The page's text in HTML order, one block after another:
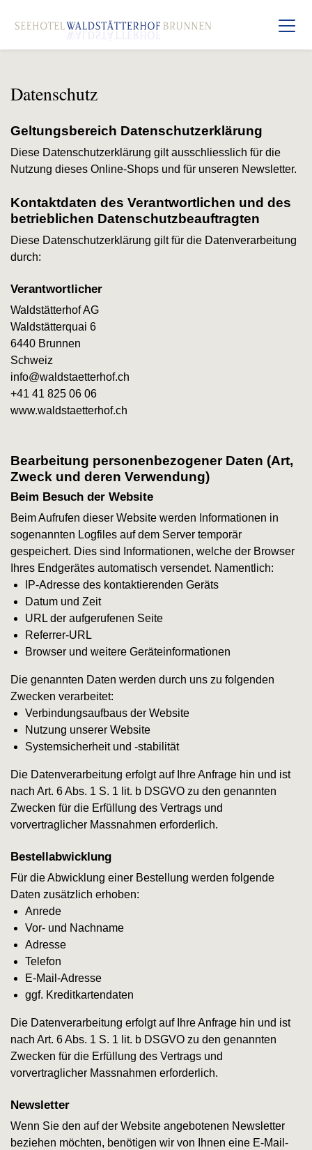
Datenschutz
Geltungsbereich Datenschutzerklärung
Diese Datenschutzerklärung gilt ausschliesslich für die
Nutzung dieses Online-Shops und für unseren Newsletter.
Kontaktdaten des Verantwortlichen und des
betrieblichen Datenschutzbeauftragten
Diese Datenschutzerklärung gilt für die Datenverarbeitung
durch:
Verantwortlicher
Waldstätterhof AG
Waldstätterquai 6
6440 Brunnen
Schweiz
info@waldstaetterhof.ch
+41 41 825 06 06
www.waldstaetterhof.ch
Bearbeitung personenbezogener Daten (Art,
Zweck und deren Verwendung)
Beim Besuch der Website
Beim Aufrufen dieser Website werden Informationen in
sogenannten Logfiles auf dem Server temporär
gespeichert. Dies sind Informationen, welche der Browser
Ihres Endgerätes automatisch versendet. Namentlich:
IP-Adresse des kontaktierenden Geräts
Datum und Zeit
URL der aufgerufenen Seite
Referrer-URL
Browser und weitere Geräteinformationen
Die genannten Daten werden durch uns zu folgenden
Zwecken verarbeitet:
Verbindungsaufbaus der Website
Nutzung unserer Website
Systemsicherheit und -stabilität
Die Datenverarbeitung erfolgt auf Ihre Anfrage hin und ist
nach Art. 6 Abs. 1 S. 1 lit. b DSGVO zu den genannten
Zwecken für die Erfüllung des Vertrags und
vorvertraglicher Massnahmen erforderlich.
Bestellabwicklung
Für die Abwicklung einer Bestellung werden folgende
Daten zusätzlich erhoben:
Anrede
Vor- und Nachname
Adresse
Telefon
E-Mail-Adresse
ggf. Kreditkartendaten
Die Datenverarbeitung erfolgt auf Ihre Anfrage hin und ist
nach Art. 6 Abs. 1 S. 1 lit. b DSGVO zu den genannten
Zwecken für die Erfüllung des Vertrags und
vorvertraglicher Massnahmen erforderlich.
Newsletter
Wenn Sie den auf der Website angebotenen Newsletter
beziehen möchten, benötigen wir von Ihnen eine E-Mail-